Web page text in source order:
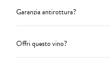
Garanzia antirottura?
Offri questo vino?